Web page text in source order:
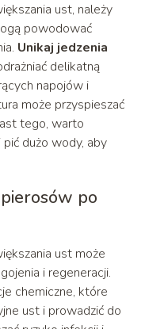
ust, należy
powodować
Unikaj jedzenia
delikatną
napojów i
może przyspieszać
tego, warto
dużo wody, aby
po
ust może
i regeneracji.
chemiczne, które
ust i prowadzić do